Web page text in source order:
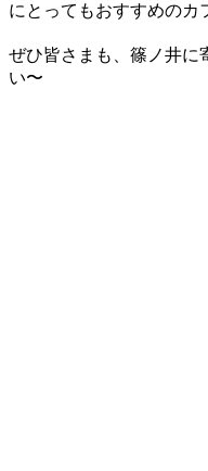
にとってもおすすめのカ
ぜひ皆さまも、篠ノ井に
い〜